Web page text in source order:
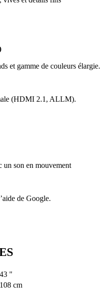
et gamme de couleurs élargie.
(HDMI 2.1, ALLM).
un son en mouvement
de Google.
43 "
108 cm